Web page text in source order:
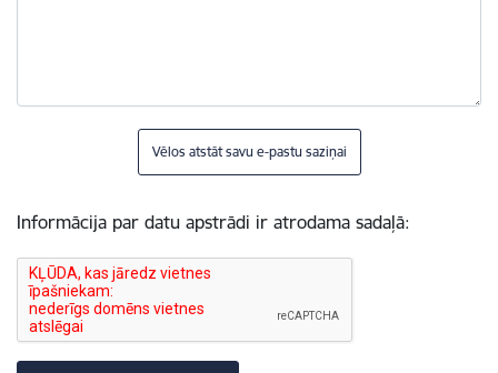
Vēlos atstāt savu e-pastu saziņai
Informācija par datu apstrādi ir atrodama sadaļā: